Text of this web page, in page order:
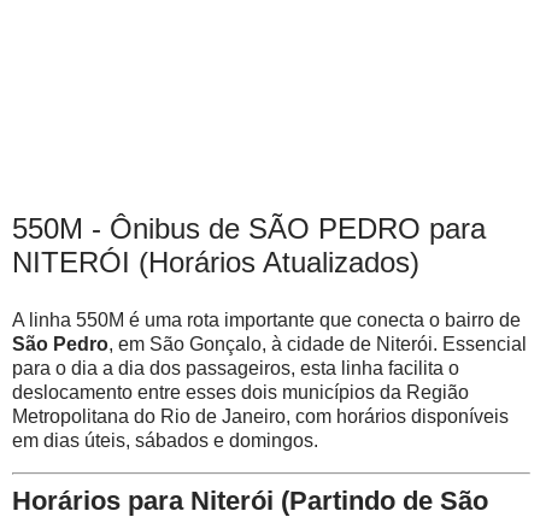
550M - Ônibus de SÃO PEDRO para
NITERÓI (Horários Atualizados)
A linha 550M é uma rota importante que conecta o bairro de
São Pedro, em São Gonçalo, à cidade de Niterói. Essencial
para o dia a dia dos passageiros, esta linha facilita o
deslocamento entre esses dois municípios da Região
Metropolitana do Rio de Janeiro, com horários disponíveis
em dias úteis, sábados e domingos.
Horários para Niterói (Partindo de São